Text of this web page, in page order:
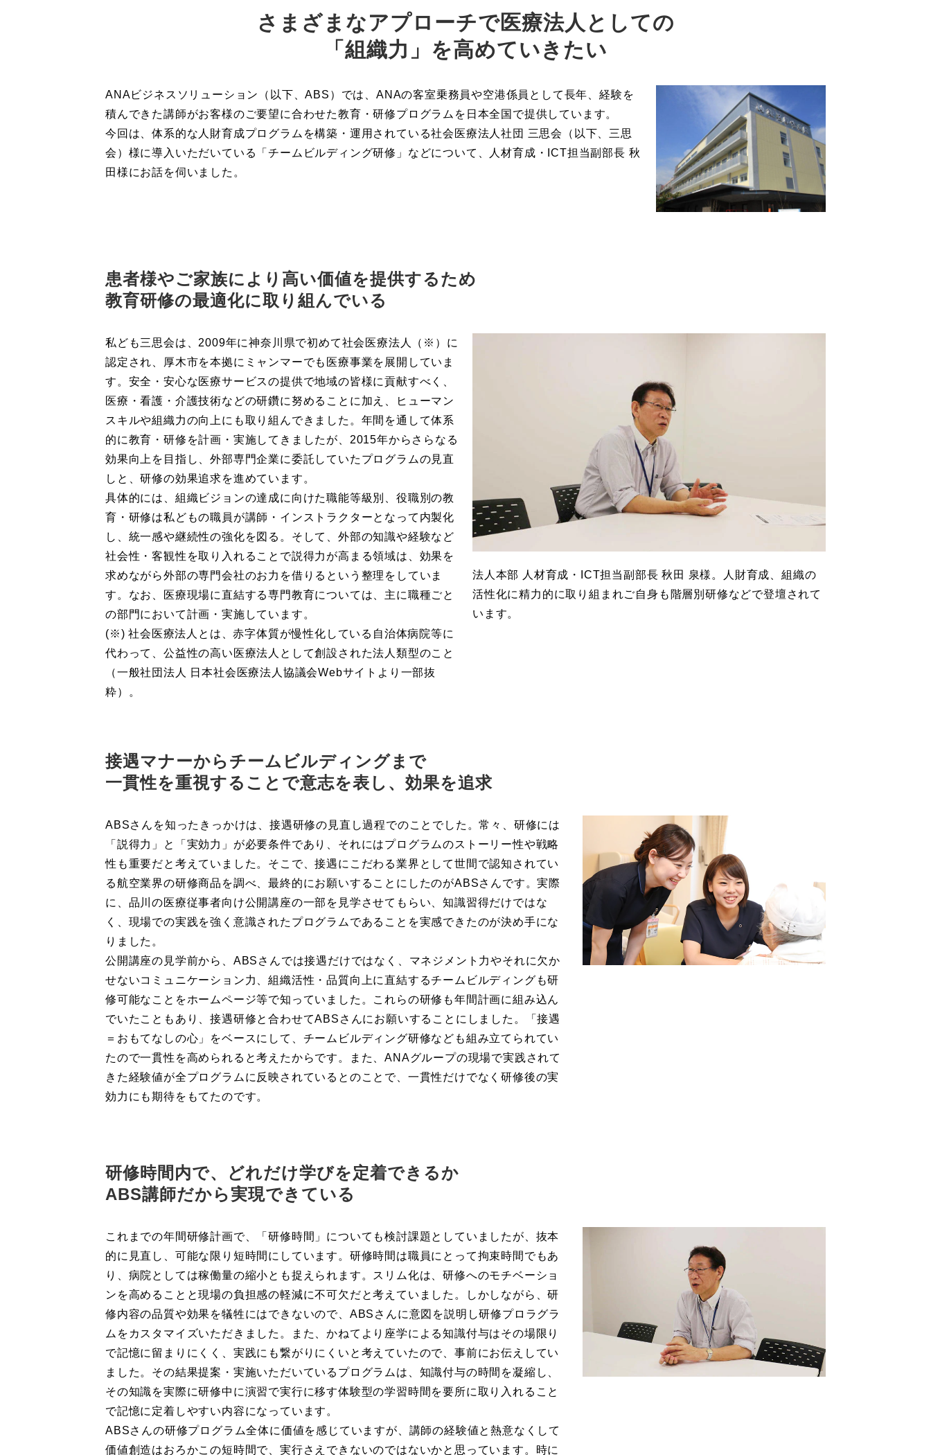
さまざまなアプローチで医療法人としての
「組織力」を高めていきたい
ANAビジネスソリューション（以下、ABS）では、ANAの客室乗務員や空港係員として長年、経験を
積んできた講師がお客様のご要望に合わせた教育・研修プログラムを日本全国で提供しています。
今回は、体系的な人財育成プログラムを構築・運用されている社会医療法人社団 三思会（以下、三思
会）様に導入いただいている「チームビルディング研修」などについて、人材育成・ICT担当副部長 秋
田様にお話を伺いました。
患者様やご家族により高い価値を提供するため
教育研修の最適化に取り組んでいる
私ども三思会は、2009年に神奈川県で初めて社会医療法人（※）に
認定され、厚木市を本拠にミャンマーでも医療事業を展開していま
す。安全・安心な医療サービスの提供で地域の皆様に貢献すべく、
医療・看護・介護技術などの研鑽に努めることに加え、ヒューマン
スキルや組織力の向上にも取り組んできました。年間を通して体系
的に教育・研修を計画・実施してきましたが、2015年からさらなる
効果向上を目指し、外部専門企業に委託していたプログラムの見直
しと、研修の効果追求を進めています。
具体的には、組織ビジョンの達成に向けた職能等級別、役職別の教
育・研修は私どもの職員が講師・インストラクターとなって内製化
し、統一感や継続性の強化を図る。そして、外部の知識や経験など
社会性・客観性を取り入れることで説得力が高まる領域は、効果を
求めながら外部の専門会社のお力を借りるという整理をしていま
す。なお、医療現場に直結する専門教育については、主に職種ごと
の部門において計画・実施しています。
(※) 社会医療法人とは、赤字体質が慢性化している自治体病院等に
代わって、公益性の高い医療法人として創設された法人類型のこと
（一般社団法人 日本社会医療法人協議会Webサイトより一部抜
粋）。
法人本部 人材育成・ICT担当副部長 秋田 泉様。人財育成、組織の
活性化に精力的に取り組まれご自身も階層別研修などで登壇されて
います。
接遇マナーからチームビルディングまで
一貫性を重視することで意志を表し、効果を追求
ABSさんを知ったきっかけは、接遇研修の見直し過程でのことでした。常々、研修には
「説得力」と「実効力」が必要条件であり、それにはプログラムのストーリー性や戦略
性も重要だと考えていました。そこで、接遇にこだわる業界として世間で認知されてい
る航空業界の研修商品を調べ、最終的にお願いすることにしたのがABSさんです。実際
に、品川の医療従事者向け公開講座の一部を見学させてもらい、知識習得だけではな
く、現場での実践を強く意識されたプログラムであることを実感できたのが決め手にな
りました。
公開講座の見学前から、ABSさんでは接遇だけではなく、マネジメント力やそれに欠か
せないコミュニケーション力、組織活性・品質向上に直結するチームビルディングも研
修可能なことをホームページ等で知っていました。これらの研修も年間計画に組み込ん
でいたこともあり、接遇研修と合わせてABSさんにお願いすることにしました。「接遇
＝おもてなしの心」をベースにして、チームビルディング研修なども組み立てられてい
たので一貫性を高められると考えたからです。また、ANAグループの現場で実践されて
きた経験値が全プログラムに反映されているとのことで、一貫性だけでなく研修後の実
効力にも期待をもてたのです。
研修時間内で、どれだけ学びを定着できるか
ABS講師だから実現できている
これまでの年間研修計画で、「研修時間」についても検討課題としていましたが、抜本
的に見直し、可能な限り短時間にしています。研修時間は職員にとって拘束時間でもあ
り、病院としては稼働量の縮小とも捉えられます。スリム化は、研修へのモチベーショ
ンを高めることと現場の負担感の軽減に不可欠だと考えていました。しかしながら、研
修内容の品質や効果を犠牲にはできないので、ABSさんに意図を説明し研修プロラグラ
ムをカスタマイズいただきました。また、かねてより座学による知識付与はその場限り
で記憶に留まりにくく、実践にも繋がりにくいと考えていたので、事前にお伝えしてい
ました。その結果提案・実施いただいているプログラムは、知識付与の時間を凝縮し、
その知識を実際に研修中に演習で実行に移す体験型の学習時間を要所に取り入れること
で記憶に定着しやすい内容になっています。
ABSさんの研修プログラム全体に価値を感じていますが、講師の経験値と熱意なくして
価値創造はおろかこの短時間で、実行さえできないのではないかと思っています。時に